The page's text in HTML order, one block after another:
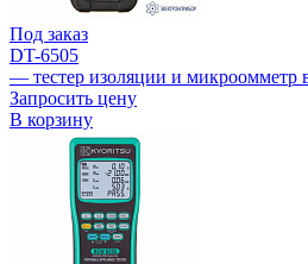
Под заказ
DT-6505
— тестер изоляции и микроомметр
Запросить цену
В корзину